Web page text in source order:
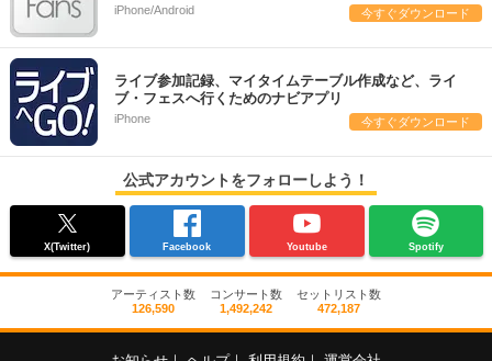
iPhone/Android 今すぐダウンロード
ライブ参加記録、マイタイムテーブル作成など、ライ
ブ・フェスへ行くためのナビアプリ
iPhone 今すぐダウンロード
公式アカウントをフォローしよう！
X(Twitter) Facebook Youtube Spotify
アーティスト数
126,590
コンサート数
1,492,242
セットリスト数
472,187